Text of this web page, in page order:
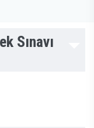
Sınavı